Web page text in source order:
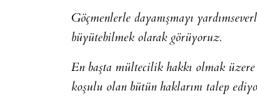
Göçmenlerle dayanışmayı
büyütebilmek olarak görüyoruz.
En başta mültecilik hakkı olmak
koşulu olan bütün haklarını talep